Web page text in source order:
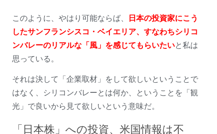
このように、やはり可能ならば、 日本の投資家にこう
したサンフランシスコ・ベイエリア、すなわちシリコ
ンバレーのリアルな「風」を感じてもらいたいと私は
思っている。
それは決して「企業取材」をして欲しいということで
はなく、シリコンバレーとは何か、ということを「観
光」で良いから見て欲しいという意味だ。
「日本株」への投資、米国情報は不